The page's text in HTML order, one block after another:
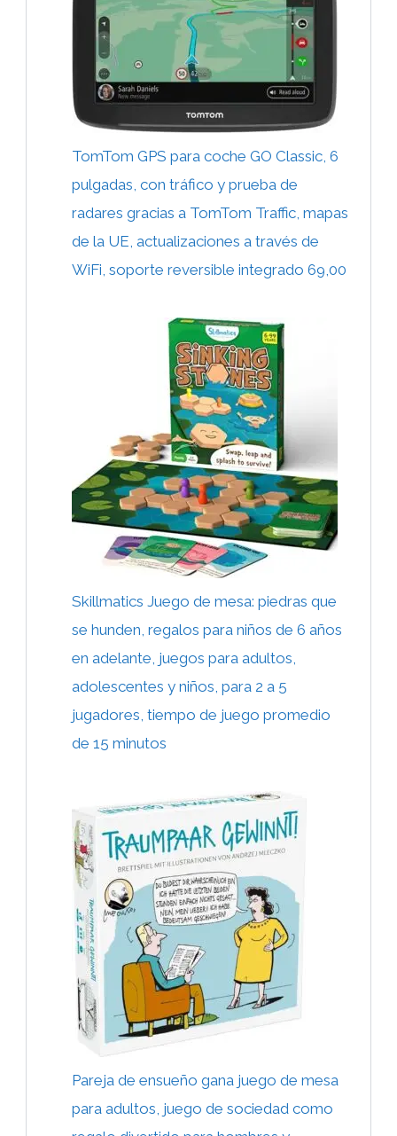
TomTom GPS para coche GO Classic, 6
pulgadas, con tráfico y prueba de
radares gracias a TomTom Traffic, mapas
de la UE, actualizaciones a través de
WiFi, soporte reversible integrado 69,00
Skillmatics Juego de mesa: piedras que
se hunden, regalos para niños de 6 años
en adelante, juegos para adultos,
adolescentes y niños, para 2 a 5
jugadores, tiempo de juego promedio
de 15 minutos
Pareja de ensueño gana juego de mesa
para adultos, juego de sociedad como